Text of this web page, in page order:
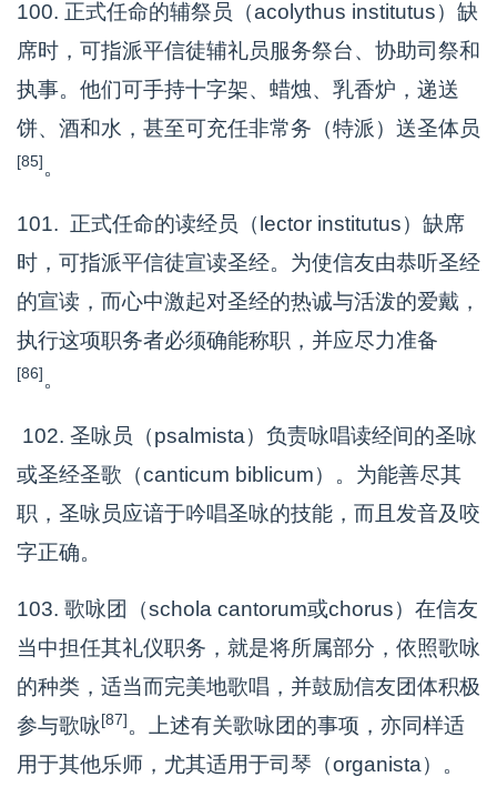
100. 正式任命的辅祭员（acolythus institutus）缺
席时，可指派平信徒辅礼员服务祭台、协助司祭和
执事。他们可手持十字架、蜡烛、乳香炉，递送
饼、酒和水，甚至可充任非常务（特派）送圣体员
[85]。
101. 正式任命的读经员（lector institutus）缺席
时，可指派平信徒宣读圣经。为使信友由恭听圣经
的宣读，而心中激起对圣经的热诚与活泼的爱戴，
执行这项职务者必须确能称职，并应尽力准备
[86]。
102. 圣咏员（psalmista）负责咏唱读经间的圣咏
或圣经圣歌（canticum biblicum）。为能善尽其
职，圣咏员应谙于吟唱圣咏的技能，而且发音及咬
字正确。
103. 歌咏团（schola cantorum或chorus）在信友
当中担任其礼仪职务，就是将所属部分，依照歌咏
的种类，适当而完美地歌唱，并鼓励信友团体积极
参与歌咏[87]。上述有关歌咏团的事项，亦同样适
用于其他乐师，尤其适用于司琴（organista）。